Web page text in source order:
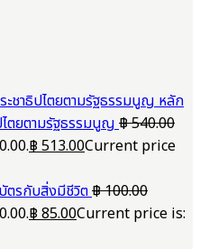
หลัก
ไตยตามรัฐธรรมนูญ฿540.00
฿513.00Current price
ตรกับสิ่งมีชีวิต฿100.00
฿85.00Current price is: